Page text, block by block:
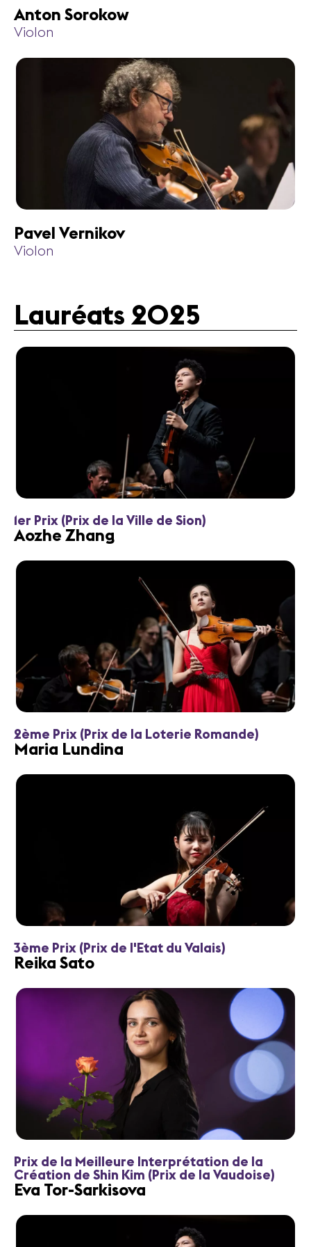
Anton Sorokow
Violon
Pavel Vernikov
Violon
Lauréats 2025
1er Prix (Prix de la Ville de Sion)
Aozhe Zhang
2ème Prix (Prix de la Loterie Romande)
Maria Lundina
3ème Prix (Prix de l'Etat du Valais)
Reika Sato
Prix de la Meilleure Interprétation de la
Création de Shin Kim (Prix de la Vaudoise)
Eva Tor-Sarkisova